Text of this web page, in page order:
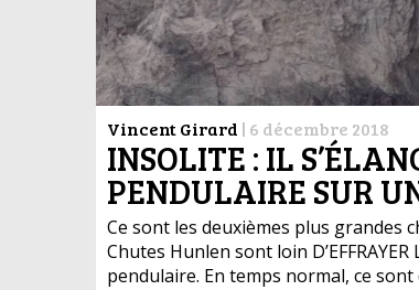
Vincent Girard | 6 décembre 2018
INSOLITE : IL
PENDULAIRE SUR
Ce sont les deuxièmes plus grandes
Chutes Hunlen sont loin
pendulaire. En temps normal, ce